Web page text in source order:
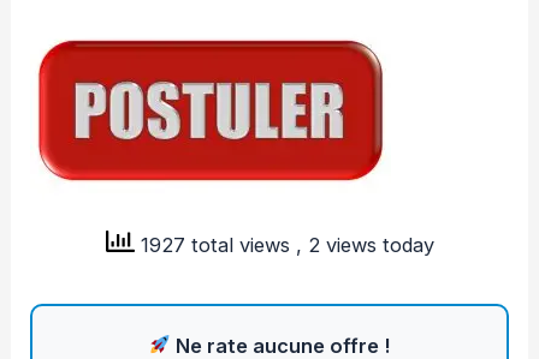
1927 total views , 2 views today
Ne rate aucune offre !